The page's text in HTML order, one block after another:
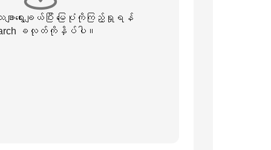
သေချာရွေးချယ်ပြီး မြေပုံကိုကြည့်ရှုရန်
ခလုတ်ကိုနှိပ်ပါ။